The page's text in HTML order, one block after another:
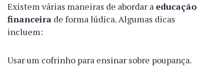
Existem várias maneiras de abordar a educação
financeira de forma lúdica. Algumas dicas
incluem:
Usar um cofrinho para ensinar sobre poupança.